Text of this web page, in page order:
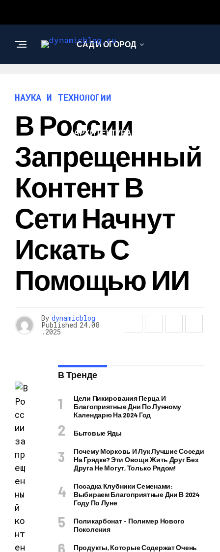
САД И ОГОРОД
ТЕХНОЛОГИИ
АРХИТЕКТУРА И
НАУКА И ТЕХНОЛОГИИ
В России
Запрещенный
Контент В
Сети Начнут
Искать С
Помощью ИИ
By dynamicblog
Published 24.08
.2025
В Тренде
Цели Пикирования Перца И
Благоприятные Дни По Лунному
Календарю На 2024 Год
Бытовые Яды
Почему Морковь И Лук Лучшие Соседи
На Грядке? Эти Овощи Жить Друг Без
Друга Не Могут, Только Рядом!
Посадка Клубники Семенами:
Выбираем Благоприятные Дни В 2024
Году По Луне
Поликарбонат – Полимер Нового
Поколения
Продукты, Которые Содержат Очень